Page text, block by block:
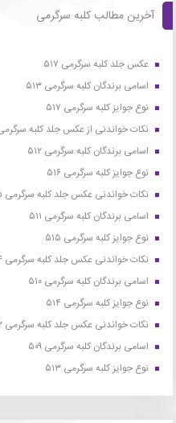
آخرین مطالب کلبه سرگرمی
عکس جلد کلبه سرگرمی ۵۱۷
اسامی برندگان کلبه سرگرمی ۵۱۳
نوع جوایز کلبه سرگرمی ۵۱۷
نکات خواندنی از عکس جلد کلبه سرگرمی
اسامی برندگان کلبه سرگرمی ۵۱۲
نوع جوایز کلبه سرگرمی ۵۱۶
نکات خواندنی عکس جلد کلبه سرگرمی ۵۱۵
اسامی برندگان کلبه سرگرمی ۵۱۱
نوع جوایز کلبه سرگرمی ۵۱۵
نکات خواندنی عکس جلد کلبه سرگرمی ۵۱۴
اسامی برندگان کلبه سرگرمی ۵۱۰
نوع جوایز کلبه سرگرمی ۵۱۴
نکات خواندنی عکس جلد کلبه سرگرمی ۵۱۳
اسامی برندگان کلبه سرگرمی ۵۰۹
نوع جوایز کلبه سرگرمی ۵۱۳